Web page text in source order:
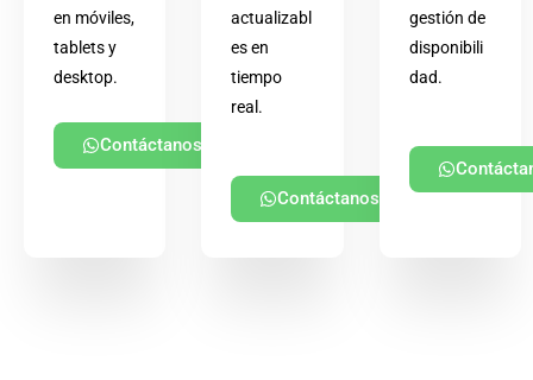
en móviles,
tablets y
desktop.
Contáctanos
actualizabl
es en
tiempo
real.
Contáctanos
gestión de
disponibili
dad.